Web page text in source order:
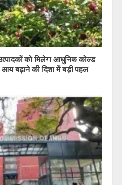
को मिलेगा आधुनिक कोल्ड
बढ़ाने की दिशा में बड़ी पहल